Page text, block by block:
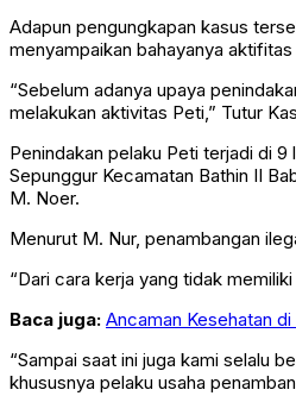
Adapun pengungkapan kasus
menyampaikan bahayanya
“Sebelum adanya upaya
melakukan aktivitas Peti,” Tutur
Penindakan pelaku Peti terjadi di 9
Sepunggur Kecamatan Bathin II
M. Noer.
Menurut M. Nur, penambangan
“Dari cara kerja yang tidak
Baca juga: Ancaman Kesehatan
“Sampai saat ini juga kami selalu
khususnya pelaku usaha